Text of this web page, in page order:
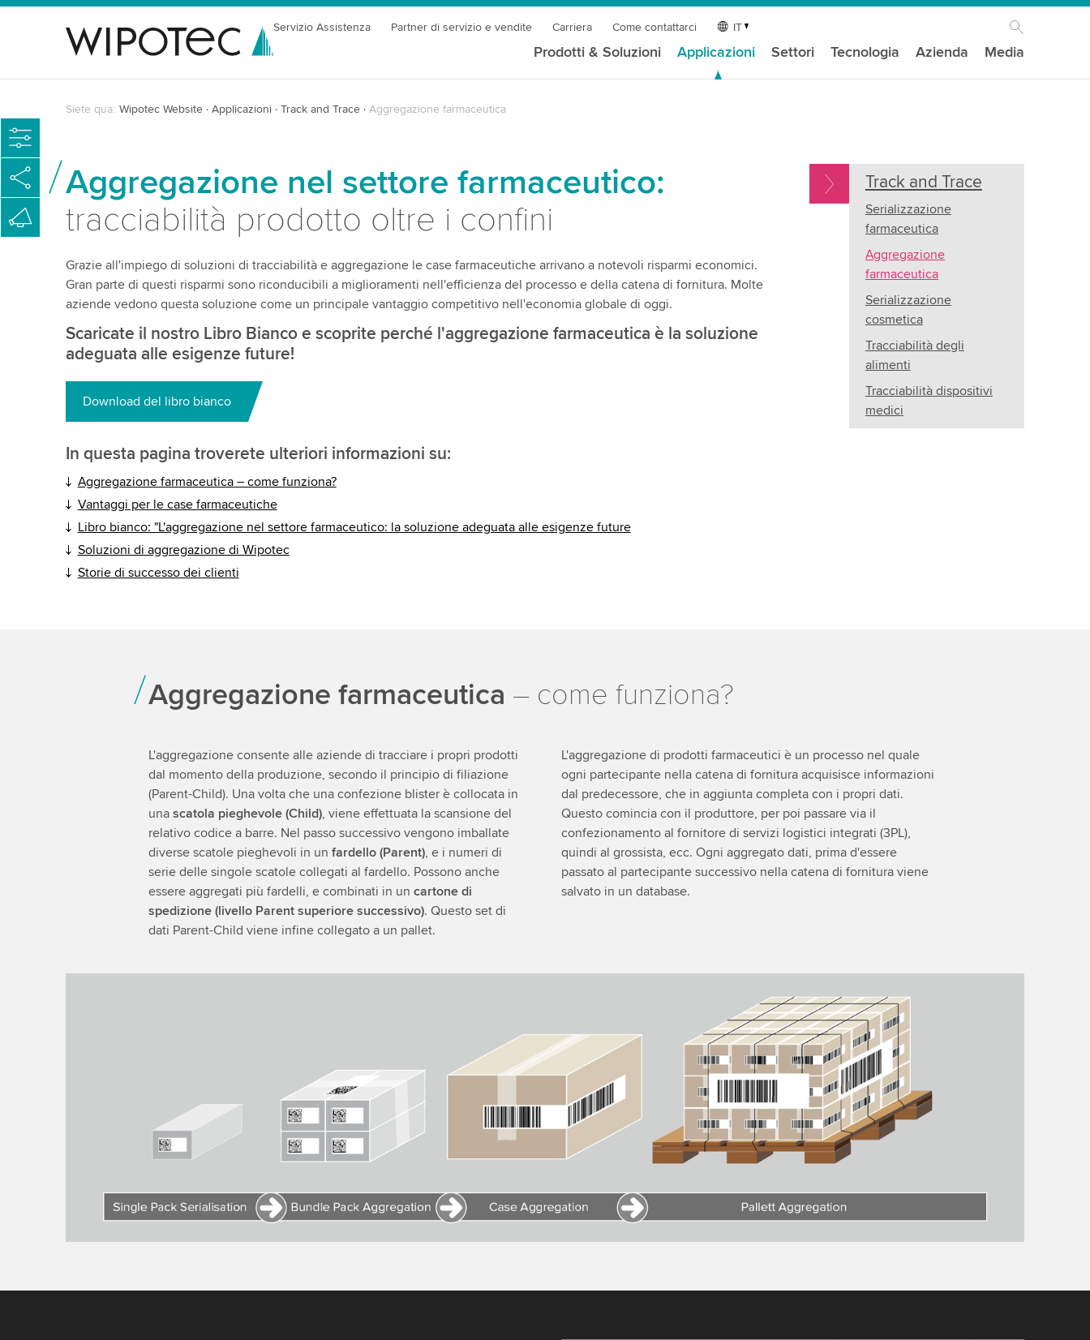
Servizio Assistenza Partner di servizio e vendite Carriera Come contattarci IT
Prodotti & Soluzioni Applicazioni Settori Tecnologia Azienda Media
Siete qua: Wipotec Website Applicazioni Track and Trace Aggregazione farmaceutica
Aggregazione nel settore farmaceutico:
tracciabilità prodotto oltre i confini
Grazie all'impiego di soluzioni di tracciabilità e aggregazione le case farmaceutiche arrivano a notevoli risparmi economici.
Gran parte di questi risparmi sono riconducibili a miglioramenti nell'efficienza del processo e della catena di fornitura. Molte
aziende vedono questa soluzione come un principale vantaggio competitivo nell'economia globale di oggi.
Scaricate il nostro Libro Bianco e scoprite perché l'aggregazione farmaceutica è la soluzione
adeguata alle esigenze future!
Download del libro bianco
In questa pagina troverete ulteriori informazioni su:
Aggregazione farmaceutica – come funziona?
Vantaggi per le case farmaceutiche
Libro bianco: "L'aggregazione nel settore farmaceutico: la soluzione adeguata alle esigenze future
Soluzioni di aggregazione di Wipotec
Storie di successo dei clienti
Track and Trace
Serializzazione
farmaceutica
Aggregazione
farmaceutica
Serializzazione
cosmetica
Tracciabilità degli
alimenti
Tracciabilità dispositivi
medici
Aggregazione farmaceutica – come funziona?
L'aggregazione consente alle aziende di tracciare i propri prodotti
dal momento della produzione, secondo il principio di filiazione
(Parent-Child). Una volta che una confezione blister è collocata in
una scatola pieghevole (Child), viene effettuata la scansione del
relativo codice a barre. Nel passo successivo vengono imballate
diverse scatole pieghevoli in un fardello (Parent), e i numeri di
serie delle singole scatole collegati al fardello. Possono anche
essere aggregati più fardelli, e combinati in un cartone di
spedizione (livello Parent superiore successivo). Questo set di
dati Parent-Child viene infine collegato a un pallet.
L'aggregazione di prodotti farmaceutici è un processo nel quale
ogni partecipante nella catena di fornitura acquisisce informazioni
dal predecessore, che in aggiunta completa con i propri dati.
Questo comincia con il produttore, per poi passare via il
confezionamento al fornitore di servizi logistici integrati (3PL),
quindi al grossista, ecc. Ogni aggregato dati, prima d'essere
passato al partecipante successivo nella catena di fornitura viene
salvato in un database.